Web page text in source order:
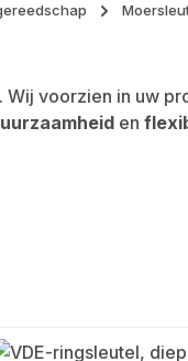
Wij voorzien in uw
en